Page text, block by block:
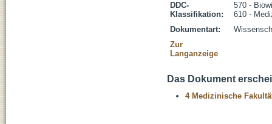
DDC-
Klassifikation:
570 -
610 -
Dokumentart:
Zur
Langanzeige
Das Dokument
4 Medizinische